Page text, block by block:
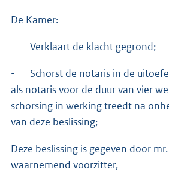
De Kamer:
- Verklaart de klacht gegrond;
- Schorst de notaris in de
als notaris voor de duur van vier
schorsing in werking treedt na
van deze beslissing;
Deze beslissing is gegeven door
waarnemend voorzitter,